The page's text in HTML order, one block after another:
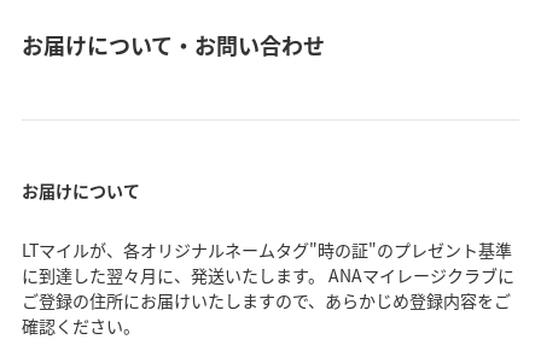
a
V
お届けについて・お問い合わせ
お届けについて
LTマイルが、各オリジナルネームタグ"時の証"のプレゼント基準
に到達した翌々月に、発送いたします。 ANAマイレージクラブに
ご登録の住所にお届けいたしますので、あらかじめ登録内容をご
確認ください。